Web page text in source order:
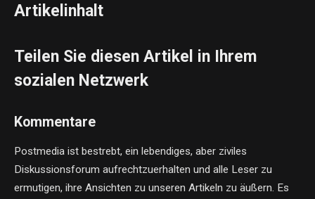
Artikelinhalt
Teilen Sie diesen Artikel in Ihrem
sozialen Netzwerk
Kommentare
Postmedia ist bestrebt, ein lebendiges, aber ziviles
Diskussionsforum aufrechtzuerhalten und alle Leser zu
ermutigen, ihre Ansichten zu unseren Artikeln zu äußern. Es